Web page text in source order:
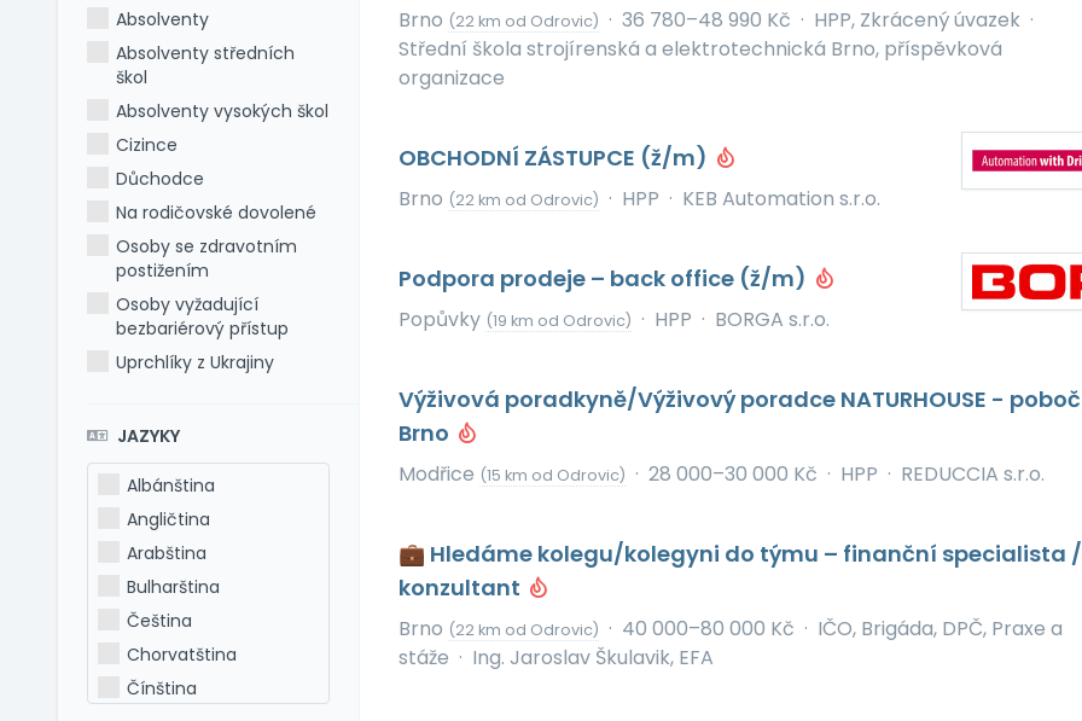
Absolventy
Absolventy středních
škol
Absolventy vysokých škol
Cizince
Důchodce
Na rodičovské dovolené
Osoby se zdravotním
postižením
Osoby vyžadující
bezbariérový přístup
Uprchlíky z Ukrajiny
JAZYKY
Albánština
Angličtina
Arabština
Bulharština
Čeština
Chorvatština
Čínština
Brno (22 km od Odrovic) · 36 780–48 990 Kč · HPP, Zkrácený úvazek ·
Střední škola strojírenská a elektrotechnická Brno, příspěvková
organizace
OBCHODNÍ ZÁSTUPCE (ž/m)
Brno (22 km od Odrovic) · HPP · KEB Automation s.r.o.
Podpora prodeje – back office (ž/m)
Popůvky (19 km od Odrovic) · HPP · BORGA s.r.o.
Výživová poradkyně/Výživový poradce NATURHOUSE -
Brno
Modřice (15 km od Odrovic) · 28 000–30 000 Kč · HPP · REDUCCIA s.r.o.
💼 Hledáme kolegu/kolegyni do týmu – finanční specialista /
konzultant
Brno (22 km od Odrovic) · 40 000–80 000 Kč · IČO, Brigáda, DPČ, Praxe a
stáže · Ing. Jaroslav Škulavik, EFA